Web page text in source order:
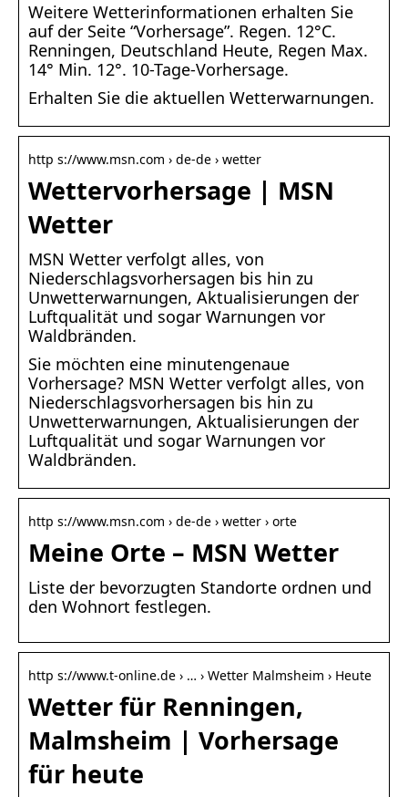
Weitere Wetterinformationen erhalten Sie
auf der Seite “Vorhersage”. Regen. 12°C.
Renningen, Deutschland Heute, Regen Max.
14° Min. 12°. 10-Tage-Vorhersage.
Erhalten Sie die aktuellen Wetterwarnungen.
http s://www.msn.com › de-de › wetter
Wettervorhersage | MSN
Wetter
MSN Wetter verfolgt alles, von
Niederschlagsvorhersagen bis hin zu
Unwetterwarnungen, Aktualisierungen der
Luftqualität und sogar Warnungen vor
Waldbränden.
Sie möchten eine minutengenaue
Vorhersage? MSN Wetter verfolgt alles, von
Niederschlagsvorhersagen bis hin zu
Unwetterwarnungen, Aktualisierungen der
Luftqualität und sogar Warnungen vor
Waldbränden.
http s://www.msn.com › de-de › wetter › orte
Meine Orte – MSN Wetter
Liste der bevorzugten Standorte ordnen und
den Wohnort festlegen.
http s://www.t-online.de › … › Wetter Malmsheim › Heute
Wetter für Renningen,
Malmsheim | Vorhersage
für heute